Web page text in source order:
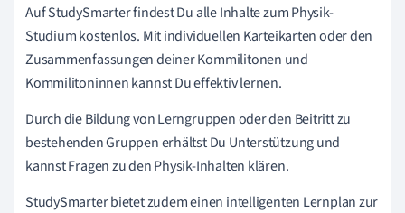
Auf StudySmarter findest Du alle Inhalte zum Physik-
Studium kostenlos. Mit individuellen Karteikarten oder den
Zusammenfassungen deiner Kommilitonen und
Kommilitoninnen kannst Du effektiv lernen.
Durch die Bildung von Lerngruppen oder den Beitritt zu
bestehenden Gruppen erhältst Du Unterstützung und
kannst Fragen zu den Physik-Inhalten klären.
StudySmarter bietet zudem einen intelligenten Lernplan zur